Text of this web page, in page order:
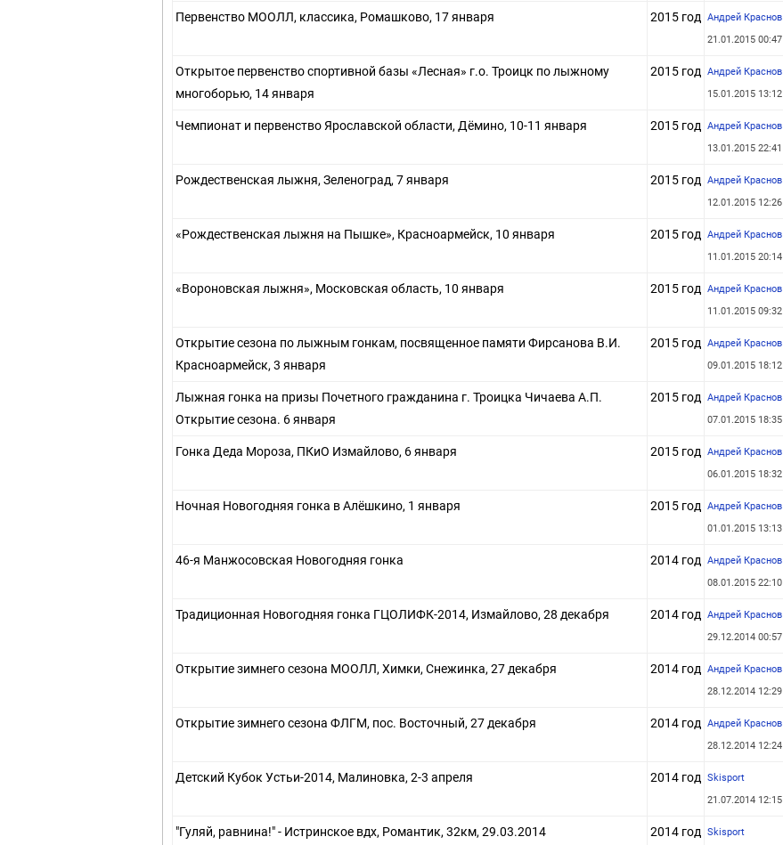
Первенство МООЛЛ, классика, Ромашково, 17 января 2015 год
Андрей Краснов
21.01.2015 00:47
Открытое первенство спортивной базы «Лесная» г.о. Троицк по лыжному
многоборью, 14 января
2015 год
Андрей Краснов
15.01.2015 13:12
Чемпионат и первенство Ярославской области, Дёмино, 10-11 января 2015 год
Андрей Краснов
13.01.2015 22:41
Рождественская лыжня, Зеленоград, 7 января 2015 год
Андрей Краснов
12.01.2015 12:26
«Рождественская лыжня на Пышке», Красноармейск, 10 января 2015 год
Андрей Краснов
11.01.2015 20:14
«Вороновская лыжня», Московская область, 10 января 2015 год
Андрей Краснов
11.01.2015 09:32
Открытие сезона по лыжным гонкам, посвященное памяти Фирсанова В.И.
Красноармейск, 3 января
2015 год
Андрей Краснов
09.01.2015 18:12
Лыжная гонка на призы Почетного гражданина г. Троицка Чичаева А.П.
Открытие сезона. 6 января
2015 год
Андрей Краснов
07.01.2015 18:35
Гонка Деда Мороза, ПКиО Измайлово, 6 января 2015 год
Андрей Краснов
06.01.2015 18:32
Ночная Новогодняя гонка в Алёшкино, 1 января 2015 год
Андрей Краснов
01.01.2015 13:13
46-я Манжосовская Новогодняя гонка 2014 год
Андрей Краснов
08.01.2015 22:10
Традиционная Новогодняя гонка ГЦОЛИФК-2014, Измайлово, 28 декабря 2014 год
Андрей Краснов
29.12.2014 00:57
Открытие зимнего сезона МООЛЛ, Химки, Снежинка, 27 декабря 2014 год
Андрей Краснов
28.12.2014 12:29
Открытие зимнего сезона ФЛГМ, пос. Восточный, 27 декабря 2014 год
Андрей Краснов
28.12.2014 12:24
Детский Кубок Устьи-2014, Малиновка, 2-3 апреля 2014 год
Skisport
21.07.2014 12:15
"Гуляй, равнина!" - Истринское вдх, Романтик, 32км, 29.03.2014 2014 год
Skisport